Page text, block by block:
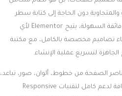
دون الحاجة إلى كتابة سطر
برمجي واحد. بواجهة سحب وإفلات فائقة السهولة، يتيح Elementor لأي
تصاميم مخصصة بالكامل، مع مكتبة
لتسريع عملية الإنشاء.
الصفحة من خطوط، ألوان، صور، تباعد،
وحركات تفاعلية Animations، بالإضافة لدعم كامل لتقنيات Responsive